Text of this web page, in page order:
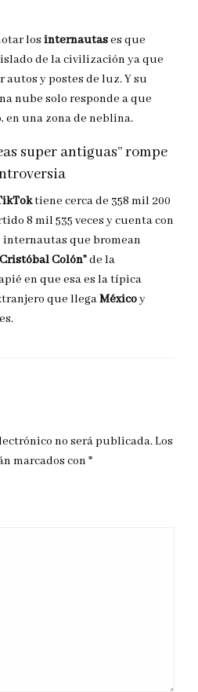
los internautases que
de la civilización ya que
autos y postes de luz. Y su
nube solo responde a que
en una zona de neblina.
super antiguas” rompe
tiene cerca de 358 mil 200
8 mil 535 veces y cuenta con
internautas que bromean
Cristóbal Colón”de la
en que esa es la típica
que llegaMéxicoy
no será publicada.Los
marcados con *